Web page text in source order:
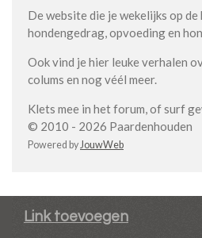
De website die je wekelijks op
hondengedrag, opvoeding en
Ook vind je hier leuke verhalen
colums en nog véél meer.
Klets mee in het forum, of surf
© 2010 - 2026 Paardenhouden
Powered by JouwWeb
Link toevoegen